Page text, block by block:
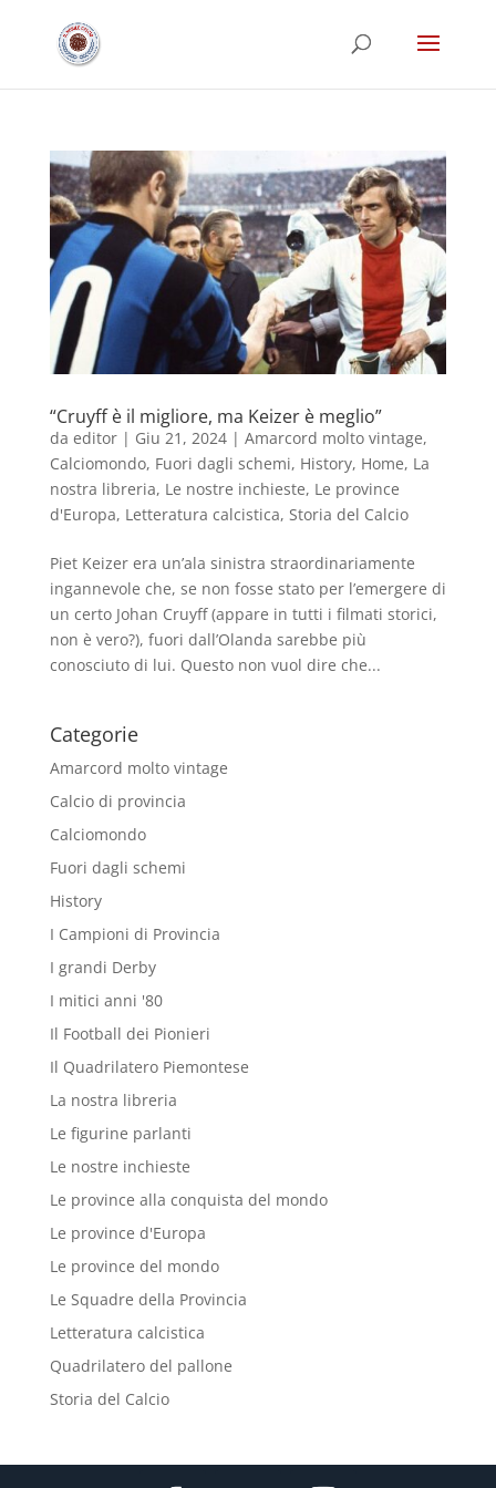
“Cruyff è il migliore, ma Keizer è meglio”
da editor| Giu 21, 2024| Amarcord molto vintage,
Calciomondo, Fuori dagli schemi, History, Home, La
nostra libreria, Le nostre inchieste, Le province
d'Europa, Letteratura calcistica, Storia del Calcio
Piet Keizer era un’ala sinistra straordinariamente
ingannevole che, se non fosse stato per l’emergere di
un certo Johan Cruyff (appare in tutti i filmati storici,
non è vero?), fuori dall’Olanda sarebbe più
conosciuto di lui. Questo non vuol dire che...
Categorie
Amarcord molto vintage
Calcio di provincia
Calciomondo
Fuori dagli schemi
History
I Campioni di Provincia
I grandi Derby
I mitici anni '80
Il Football dei Pionieri
Il Quadrilatero Piemontese
La nostra libreria
Le figurine parlanti
Le nostre inchieste
Le province alla conquista del mondo
Le province d'Europa
Le province del mondo
Le Squadre della Provincia
Letteratura calcistica
Quadrilatero del pallone
Storia del Calcio